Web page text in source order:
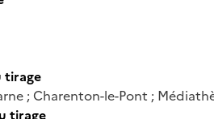
tirage
; Charenton-le-Pont ;
tirage